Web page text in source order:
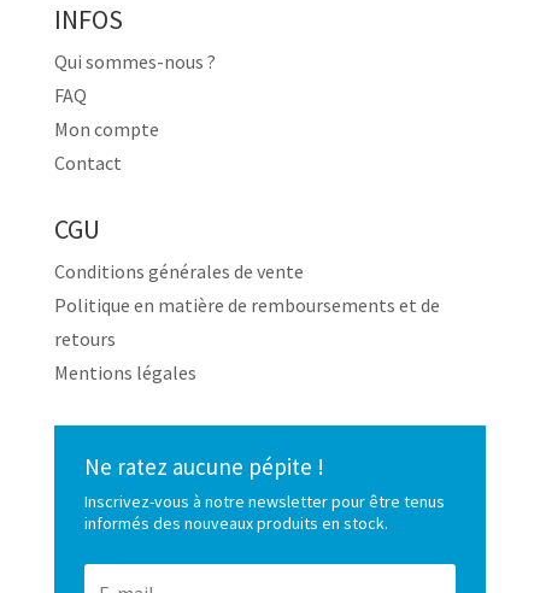
INFOS
Qui sommes-nous ?
FAQ
Mon compte
Contact
CGU
Conditions générales de vente
Politique en matière de remboursements et de
retours
Mentions légales
Ne ratez aucune pépite !
Inscrivez-vous à notre newsletter pour être tenus
informés des nouveaux produits en stock.